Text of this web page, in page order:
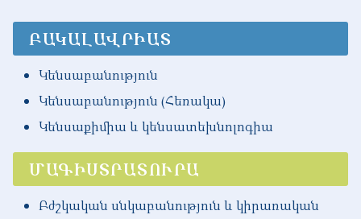
ԲԱԿԱԼԱՎՐԻԱՏ
Կենսաբանություն
Կենսաբանություն (Հեռակա)
Կենսաքիմիա և կենսատեխնոլոգիա
ՄԱԳԻՍՏՐԱՏՈՒՐԱ
Բժշկական սնկաբանություն և կիրառական